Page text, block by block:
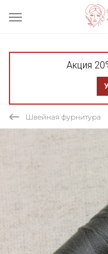
Акция
Швейная фурнитура